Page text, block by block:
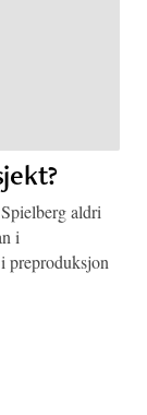
aldri
i
preproduksjon